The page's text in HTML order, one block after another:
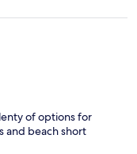
of options for
and beach short